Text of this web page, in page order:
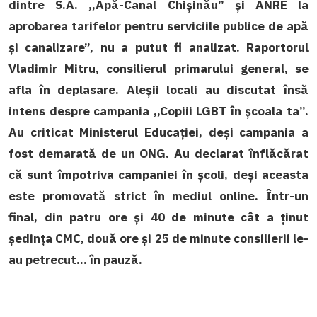
dintre S.A. ,,Apă-Canal Chișinău” și ANRE la
aprobarea tarifelor pentru serviciile publice de apă
și canalizare”, nu a putut fi analizat. Raportorul
Vladimir Mitru, consilierul primarului general, se
afla în deplasare. Aleșii locali au discutat însă
intens despre campania ,,Copiii LGBT în școala ta”.
Au criticat Ministerul Educației, deși campania a
fost demarată de un ONG. Au declarat înflăcărat
că sunt împotriva campaniei în școli, deși aceasta
este promovată strict în mediul online. Într-un
final, din patru ore și 40 de minute cât a ținut
ședința CMC, două ore și 25 de minute consilierii le-
au petrecut… în pauză.